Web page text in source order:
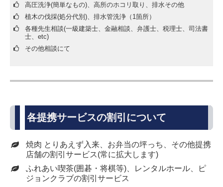
高圧洗浄(簡単なもの)、高所のホコリ取り、排水その他
植木の伐採(処分代別)、排水管洗浄（1箇所）
各種先生相談(一級建築士、金融相談、弁護士、税理士、司法書
士、etc)
その他相談にて
各提携サービスの割引について
焼肉 とりあえず入来、お弁当の坪っち、その他提携
店舗の割引サービス(常に拡大します)
ふれあい喫茶(囲碁・将棋等)、レンタルホール、ピ
ジョンクラブの割引サービス